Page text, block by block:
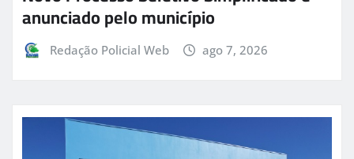
anunciado pelo município
Redação Policial Web ago 7, 2026